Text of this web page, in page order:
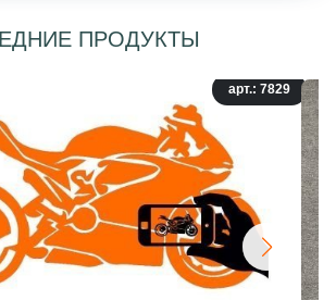
ПРОДУКТЫ
арт.: 7829